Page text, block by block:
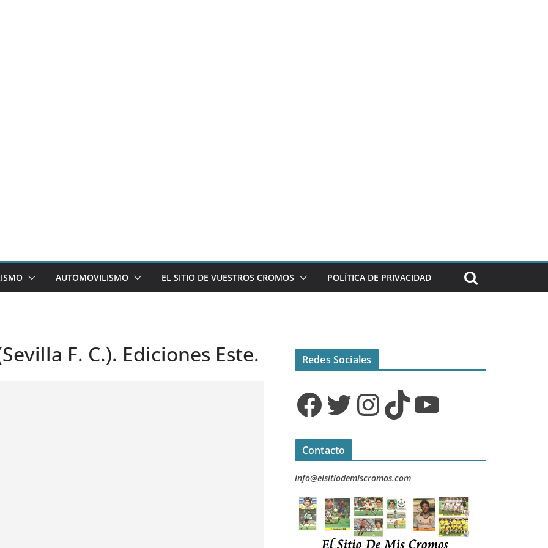
AUTOMOVILISMO EL SITIO DE VUESTROS CROMOS POLÍTICA DE PRIVACIDAD
F. C.). Ediciones Este. Redes Sociales
Facebook Twitter InstagramTikTok YouTube
Contacto
info@elsitiodemiscromos.com